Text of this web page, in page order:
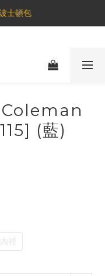
縮電拍⚡️
士頓包
噴霧💤
Coleman
(藍)
裡